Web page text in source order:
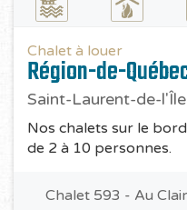
Chalet à louer
Région-de-
Saint-Laurent-de-
Nos chalets sur le
de 2 à 10 personnes.
Chalet 593 - Au